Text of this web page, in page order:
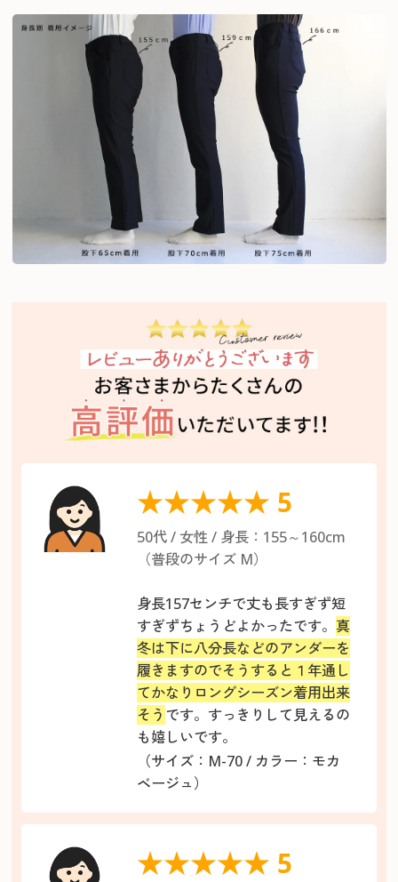
★★★★★ 5
50代 / 女性 / 身長：155～160cm
（普段のサイズ M）
身長157センチで丈も長すぎず短
すぎずちょうどよかったです。 真
冬は下に八分長などのアンダーを
履きますのでそうすると１年通し
てかなりロングシーズン着用出来
そう です。すっきりして見えるの
も嬉しいです。
（サイズ：M-70 / カラー：モカ
ベージュ）
★★★★★ 5